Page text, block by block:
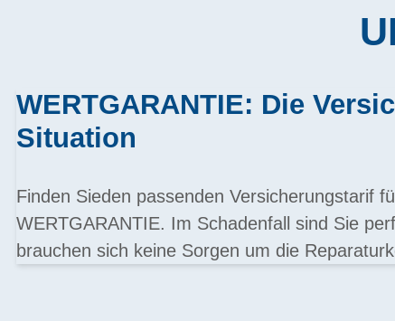
WERTGARANTIE: Die
Situation
Finden Sieden passenden Versicherungstarif
WERTGARANTIE. Im Schadenfall sind Sie
brauchen sich keine Sorgen um die